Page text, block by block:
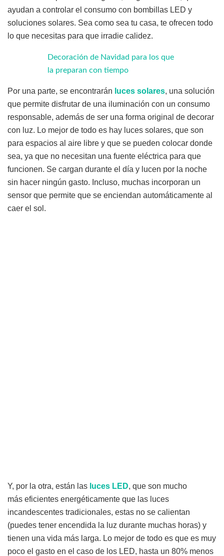
ayudan a controlar el consumo con bombillas LED y
soluciones solares. Sea como sea tu casa, te ofrecen todo
lo que necesitas para que irradie calidez.
Decoración de Navidad para los que
la preparan con tiempo
Por una parte, se encontrarán luces solares, una solución
que permite disfrutar de una iluminación con un consumo
responsable, además de ser una forma original de decorar
con luz. Lo mejor de todo es hay luces solares, que son
para espacios al aire libre y que se pueden colocar donde
sea, ya que no necesitan una fuente eléctrica para que
funcionen. Se cargan durante el día y lucen por la noche
sin hacer ningún gasto. Incluso, muchas incorporan un
sensor que permite que se enciendan automáticamente al
caer el sol.
Y, por la otra, están las luces LED, que son mucho
más eficientes energéticamente que las luces
incandescentes tradicionales, estas no se calientan
(puedes tener encendida la luz durante muchas horas) y
tienen una vida más larga. Lo mejor de todo es que es muy
poco el gasto en el caso de los LED, hasta un 80% menos